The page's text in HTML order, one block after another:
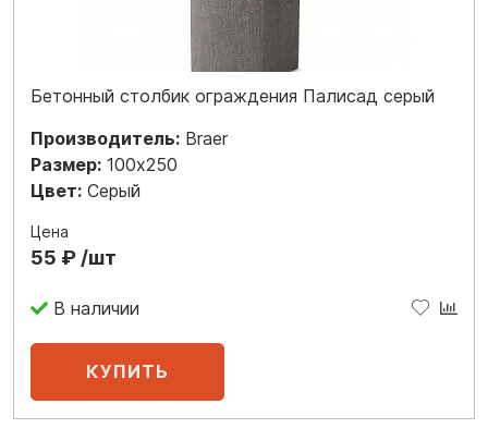
Бетонный столбик ограждения Палисад серый
Производитель: Braer
Размер: 100x250
Цвет: Серый
Цена
55 ₽ /шт
В наличии